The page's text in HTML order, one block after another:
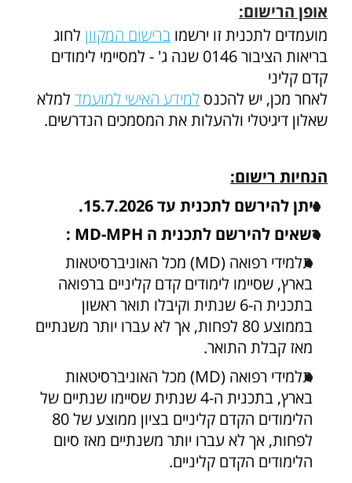
אופן הרישום:
מועמדים לתכנית זו ירשמוברישום המקוון לחוג
בריאות הציבור 0146 שנה ג' - למסיימי לימודים
קדם קליני
לאחר מכן, יש להכנסלמידע האישי למועמד למלא
שאלון דיגיטלי ולהעלות את המסמכים הנדרשים.
הנחיות רישום:
ניתן להירשם לתכנית עד 15.7.2026.
רשאים להירשם לתכנית ה MD-MPH :
תלמידי רפואה (MD) מכל האוניברסיטאות
בארץ, שסיימו לימודים קדם קליניים ברפואה
בתכנית ה-6 שנתית וקיבלו תואר ראשון
בממוצע 80 לפחות, אך לא עברו יותר משנתיים
מאז קבלת התואר.
תלמידי רפואה (MD) מכל האוניברסיטאות
בארץ, בתכנית ה-4 שנתית שסיימו שנתיים של
הלימודים הקדם קליניים בציון ממוצע של 80
לפחות, אך לא עברו יותר משנתיים מאז סיום
הלימודים הקדם קליניים.